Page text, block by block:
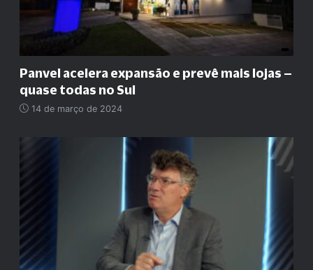
Panvel acelera expansão e prevê mais lojas –
quase todas no Sul
14 de março de 2024